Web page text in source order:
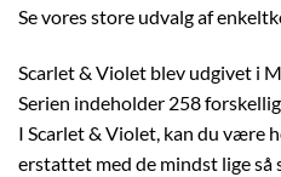
Se vores store udvalg af
Scarlet & Violet blev udgivet i
Serien indeholder 258
I Scarlet & Violet, kan du være
erstattet med de mindst lige så